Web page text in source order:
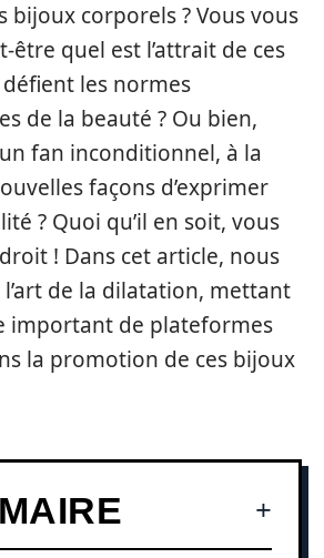
bijoux corporels ? Vous vous
être quel est l’attrait de ces
les normes
de la beauté ? Ou bien,
fan inconditionnel, à la
façons d’exprimer
? Quoi qu’il en soit, vous
! Dans cet article, nous
de la dilatation, mettant
important de plateformes
la promotion de ces bijoux